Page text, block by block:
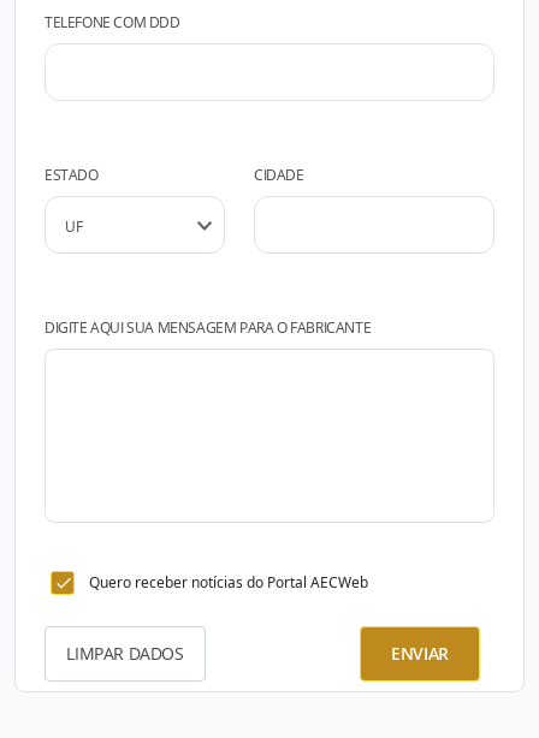
TELEFONE COM DDD
ESTADO CIDADE
DIGITE AQUI SUA MENSAGEM PARA O FABRICANTE
Quero receber notícias do Portal AECWeb
LIMPAR DADOS ENVIAR